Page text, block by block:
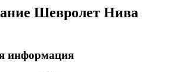
Шевролет Нива
информация